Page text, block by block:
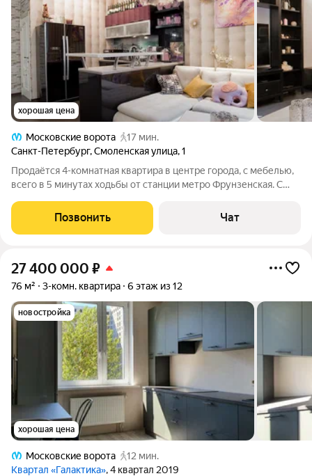
хорошая цена
Московские ворота
17 мин.
Санкт-Петербург,Смоленская улица,1
Продаётся 4-комнатная квартира в центре города, с мебелью,
всего в 5 минутах ходьбы от станции метро Фрунзенская. С
75,6 кв.м. Находится в отличном состоянии, готова для
комфортного проживания.
Позвонить Чат
27 400 000 ₽
76 м² 3-комн. квартира 6 этаж из 12
новостройка
хорошая цена
Московские ворота
12 мин.
Квартал «Галактика», 4 квартал 2019